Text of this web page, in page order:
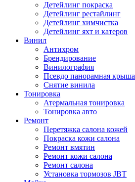
Детейлинг покраска
Детейлинг рестайлинг
Детейлинг химчистка
Детейлинг яхт и катеров
Винил
Антихром
Брендирование
Винилография
Псевдо панорамная крыша
Снятие винила
Тонировка
Атермальная тонировка
Тонировка авто
Ремонт
Перетяжка салона кожей
Покраска кожи салона
Ремонт вмятин
Ремонт кожи салона
Ремонт салона
Установка тормозов JBT